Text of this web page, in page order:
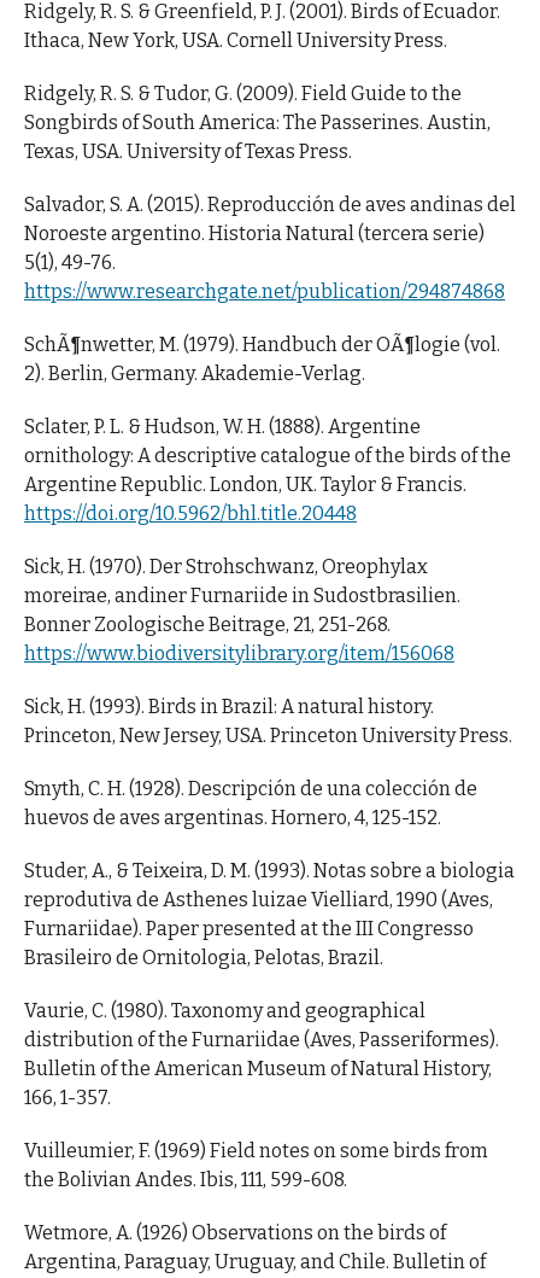
Ridgely, R. S. & Greenfield, P. J. (2001). Birds of Ecuador.
Ithaca, New York, USA. Cornell University Press.
Ridgely, R. S. & Tudor, G. (2009). Field Guide to the
Songbirds of South America: The Passerines. Austin,
Texas, USA. University of Texas Press.
Salvador, S. A. (2015). Reproducción de aves andinas del
Noroeste argentino. Historia Natural (tercera serie)
5(1), 49-76.
https://www.researchgate.net/publication/294874868
SchÃ¶nwetter, M. (1979). Handbuch der OÃ¶logie (vol.
2). Berlin, Germany. Akademie-Verlag.
Sclater, P. L. & Hudson, W. H. (1888). Argentine
ornithology: A descriptive catalogue of the birds of the
Argentine Republic. London, UK. Taylor & Francis.
https://doi.org/10.5962/bhl.title.20448
Sick, H. (1970). Der Strohschwanz, Oreophylax
moreirae, andiner Furnariide in Sudostbrasilien.
Bonner Zoologische Beitrage, 21, 251-268.
https://www.biodiversitylibrary.org/item/156068
Sick, H. (1993). Birds in Brazil: A natural history.
Princeton, New Jersey, USA. Princeton University Press.
Smyth, C. H. (1928). Descripción de una colección de
huevos de aves argentinas. Hornero, 4, 125-152.
Studer, A., & Teixeira, D. M. (1993). Notas sobre a biologia
reprodutiva de Asthenes luizae Vielliard, 1990 (Aves,
Furnariidae). Paper presented at the III Congresso
Brasileiro de Ornitologia, Pelotas, Brazil.
Vaurie, C. (1980). Taxonomy and geographical
distribution of the Furnariidae (Aves, Passeriformes).
Bulletin of the American Museum of Natural History,
166, 1-357.
Vuilleumier, F. (1969) Field notes on some birds from
the Bolivian Andes. Ibis, 111, 599-608.
Wetmore, A. (1926) Observations on the birds of
Argentina, Paraguay, Uruguay, and Chile. Bulletin of